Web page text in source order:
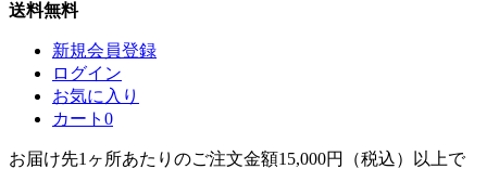
送料無料
新規会員登録
ログイン
お気に入り
カート 0
お届け先1ヶ所あたりのご注文金額15,000円
（税込）以上で